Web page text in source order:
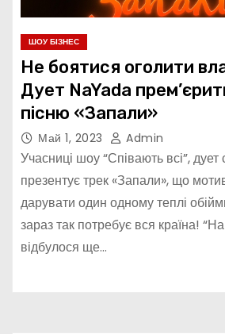
ШОУ БІЗНЕС
Не боятися оголити
Дует NaYada
пісню «Запали»
Май 1, 2023 Admin
Учасниці шоу “Співають всі”,
презентує трек «Запали», що
дарувати один одному теплі
зараз так потребує вся країна!
відбулося ще…